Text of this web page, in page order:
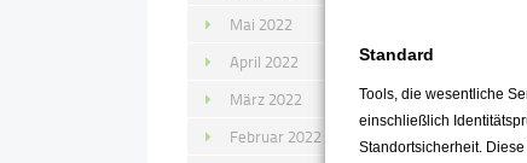
Mai 2022
April 2022 8 Einträge
März 2022 15 Einträge
Februar 2022
Standard
Tools, die wesentliche
einschließlich
Standortsicherheit.